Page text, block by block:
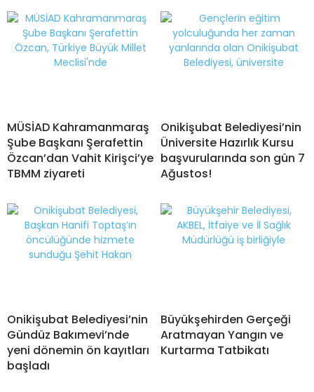
MÜSİAD Kahramanmaraş
Şube Başkanı Şerafettin
Özcan’dan Vahit Kirişci’ye
TBMM ziyareti
Onikişubat Belediyesi’nin
Üniversite Hazırlık Kursu
başvurularında son gün 7
Ağustos!
Onikişubat Belediyesi’nin
Gündüz Bakımevi’nde
yeni dönemin ön kayıtları
başladı
Büyükşehirden Gerçeği
Aratmayan Yangın ve
Kurtarma Tatbikatı